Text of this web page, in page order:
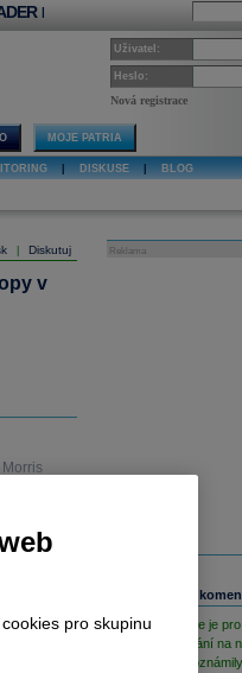
|
Uživatel:
Heslo:
Nová registrace
MOJE PATRIA
DISKUSE BLOG
Diskutuj
v
Reklama
Související
Závěr týdne je
při vyčkávání na
Výsledky
pro skupinu